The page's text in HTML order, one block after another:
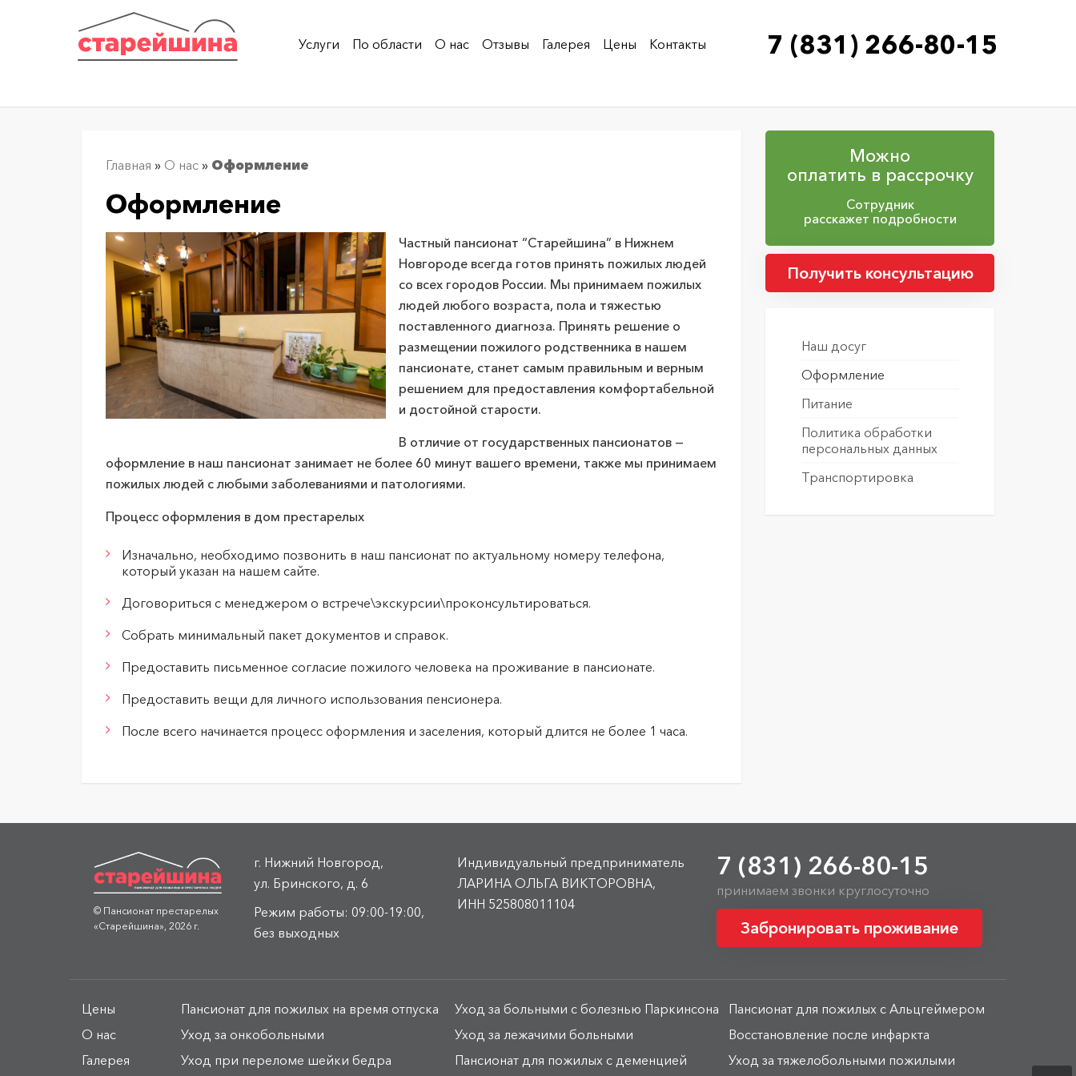
Услуги По области О нас Отзывы Галерея Цены Контакты 7 (831) 266-80-15
Главная » О нас » Оформление
Оформление
Частный пансионат “Старейшина” в Нижнем
Новгороде всегда готов принять пожилых людей
со всех городов России. Мы принимаем пожилых
людей любого возраста, пола и тяжестью
поставленного диагноза. Принять решение о
размещении пожилого родственника в нашем
пансионате, станет самым правильным и верным
решением для предоставления комфортабельной
и достойной старости.
В отличие от государственных пансионатов —
оформление в наш пансионат занимает не более 60 минут вашего времени, также мы принимаем
пожилых людей с любыми заболеваниями и патологиями.
Процесс оформления в дом престарелых
Изначально, необходимо позвонить в наш пансионат по актуальному номеру телефона,
который указан на нашем сайте.
Договориться с менеджером о встрече\экскурсии\проконсультироваться.
Собрать минимальный пакет документов и справок.
Предоставить письменное согласие пожилого человека на проживание в пансионате.
Предоставить вещи для личного использования пенсионера.
После всего начинается процесс оформления и заселения, который длится не более 1 часа.
Можно
оплатить в рассрочку
Сотрудник
расскажет подробности
Получить консультацию
Наш досуг
Оформление
Питание
Политика обработки
персональных данных
Транспортировка
© Пансионат престарелых
«Старейшина», 2026 г.
г. Нижний Новгород,
ул. Бринского, д. 6
Режим работы: 09:00-19:00,
без выходных
Индивидуальный предприниматель
ЛАРИНА ОЛЬГА ВИКТОРОВНА,
ИНН 525808011104
7 (831) 266-80-15
принимаем звонки круглосуточно
Забронировать проживание
Цены
О нас
Галерея
Пансионат для пожилых на время отпуска Уход за больными с болезнью Паркинсона
Пансионат для пожилых с Альцгеймером
Уход за онкобольными
Уход за лежачими больными
Восстановление после инфаркта
Уход при переломе шейки бедра
Пансионат для пожилых с деменцией Уход за тяжелобольными пожилыми